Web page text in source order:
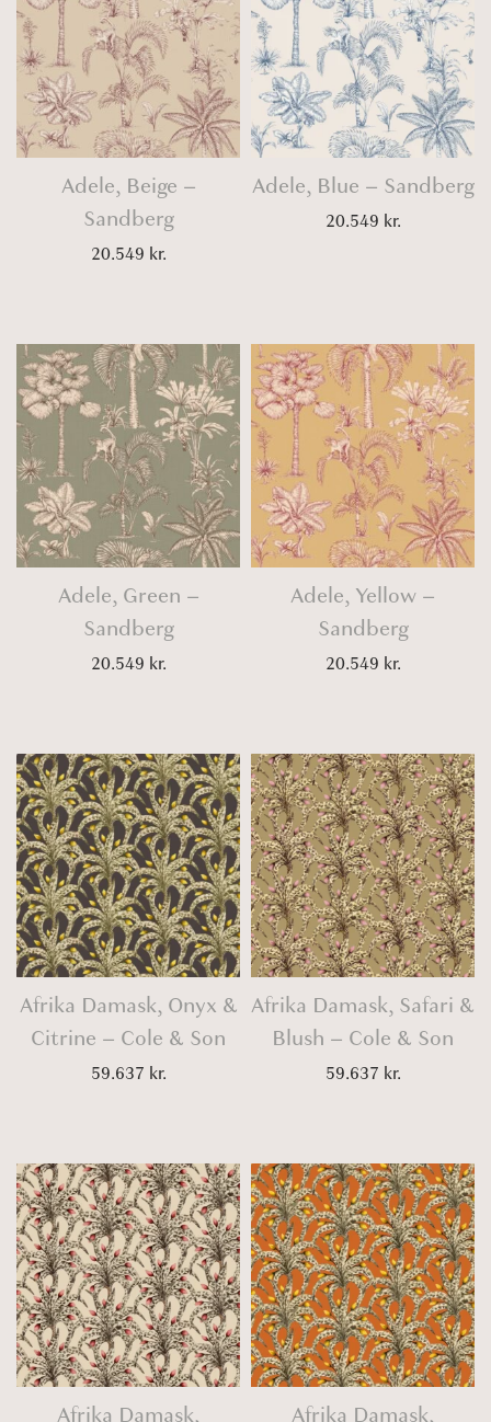
Adele, Beige –
Sandberg
20.549 kr.
Adele, Blue – Sandberg
20.549 kr.
Adele, Green –
Sandberg
20.549 kr.
Adele, Yellow –
Sandberg
20.549 kr.
Afrika Damask, Onyx &
Citrine – Cole & Son
59.637 kr.
Afrika Damask, Safari &
Blush – Cole & Son
59.637 kr.
Afrika Damask,
Afrika Damask,